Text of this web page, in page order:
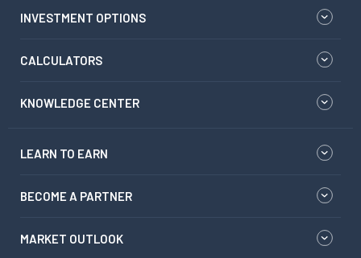
INVESTMENT OPTIONS
CALCULATORS
KNOWLEDGE CENTER
LEARN TO EARN
BECOME A PARTNER
MARKET OUTLOOK